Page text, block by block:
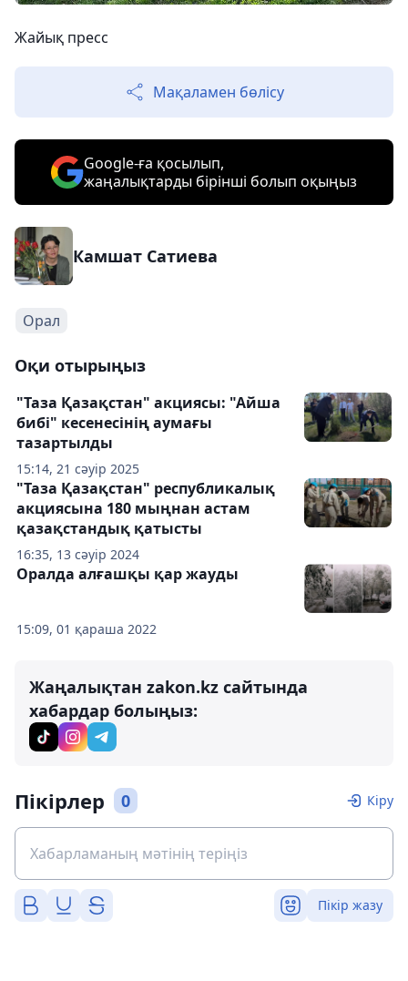
Жайық пресс
Мақаламен бөлісу
Google-ға қосылып,
жаңалықтарды бірінші болып оқыңыз
Камшат Сатиева
Орал
Оқи отырыңыз
15:14, 21 сәуір 2025
"Таза Қазақстан" акциясы: "Айша
бибі" кесенесінің аумағы
тазартылды
16:35, 13 сәуір 2024
"Таза Қазақстан" республикалық
акциясына 180 мыңнан астам
қазақстандық қатысты
15:09, 01 қараша 2022
Оралда алғашқы қар жауды
Жаңалықтан zakon.kz сайтында
хабардар болыңыз:
Пікірлер 0 Кіру
Пікір жазу